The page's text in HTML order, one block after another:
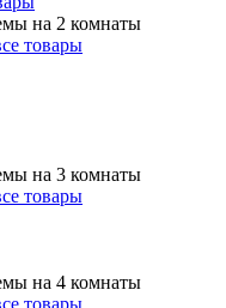
на 2 комнаты
товары
на 3 комнаты
товары
на 4 комнаты
товары